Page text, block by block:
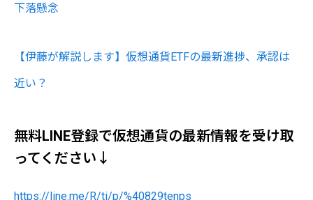
下落懸念
【伊藤が解説します】仮想通貨ETFの最新進捗、承認は
近い？
無料LINE登録で仮想通貨の最新情報を受け取
ってください↓
https://line.me/R/ti/p/%40829tenps